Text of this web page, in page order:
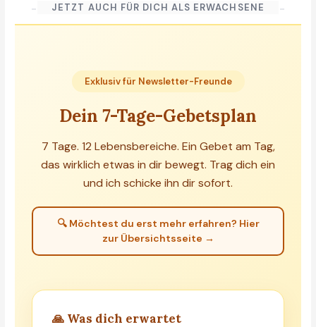
JETZT AUCH FÜR DICH ALS ERWACHSENE
Exklusiv für Newsletter-Freunde
Dein 7-Tage-Gebetsplan
7 Tage. 12 Lebensbereiche. Ein Gebet am Tag,
das wirklich etwas in dir bewegt. Trag dich ein
und ich schicke ihn dir sofort.
🔍 Möchtest du erst mehr erfahren? Hier
zur Übersichtsseite →
🙏 Was dich erwartet